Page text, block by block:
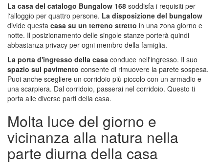
La casa del catalogo Bungalow 168 soddisfa i requisiti per
l'alloggio per quattro persone. La disposizione del bungalow
divide questa casa su un terreno stretto in una zona giorno e
notte. Il posizionamento delle singole stanze porterà quindi
abbastanza privacy per ogni membro della famiglia.
La porta d'ingresso della casa conduce nell'ingresso. Il suo
spazio sul pavimento consente di rimuovere la parete sospesa.
Puoi anche scegliere un corridoio più piccolo con un armadio e
una scarpiera. Dal corridoio, passerai nel corridoio. Questo ti
porta alle diverse parti della casa.
Molta luce del giorno e
vicinanza alla natura nella
parte diurna della casa